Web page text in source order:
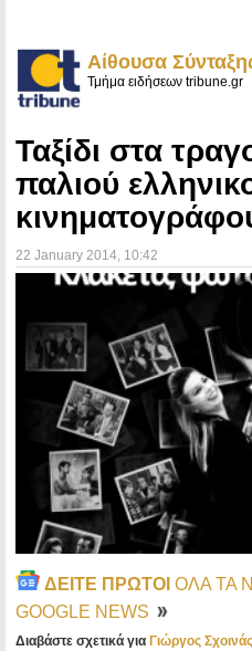
Αίθουσα
Τμήμα ειδήσεων tribune.gr
Ταξίδι στα
παλιού
22 January 2014 , 10:42
ΔΕΙΤΕ ΠΡΩΤΟΙ ΟΛΑ ΤΑ
GOOGLE NEWS
Διαβάστε σχετικά για Γιώργος Σχοινάς